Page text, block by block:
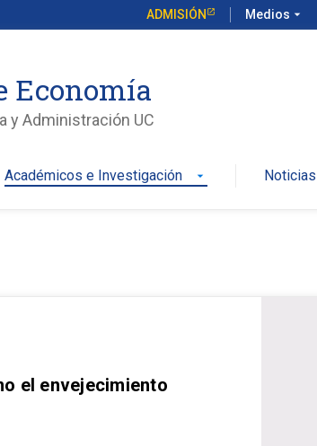
ADMISIÓN Medios arrow_drop_down
Economía
y Administración UC
Académicos e Investigación arrow_drop_down Noticias
el envejecimiento